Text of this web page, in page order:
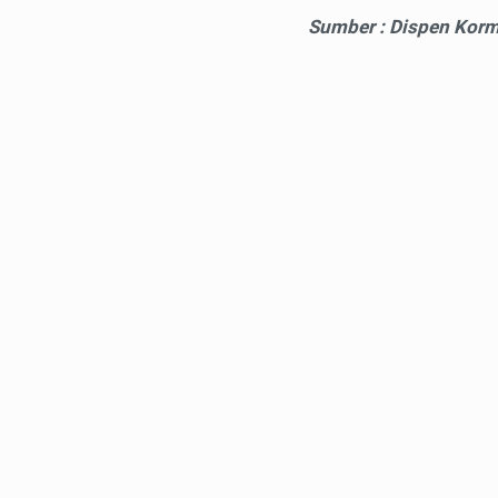
Sumber : Dispen